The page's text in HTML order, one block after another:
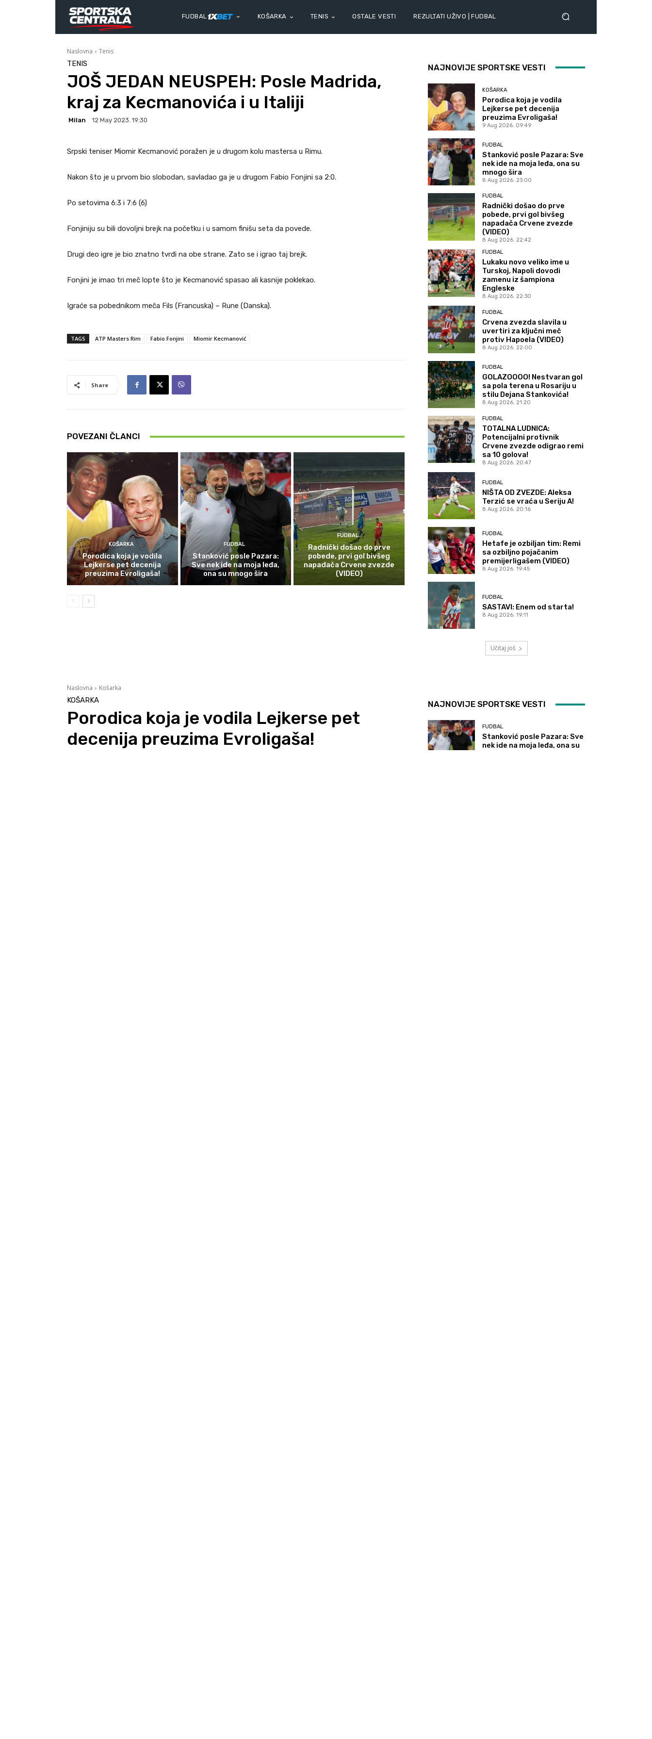
FUDBAL KOŠARKA TENIS OSTALE VESTI REZULTATI UŽIVO | FUDBAL
Naslovna Tenis
TENIS
JOŠ JEDAN NEUSPEH: Posle Madrida,
kraj za Kecmanovića i u Italiji
Milan 12 May 2023. 19:30
Srpski teniser Miomir Kecmanović poražen je u drugom kolu mastersa u Rimu.
Nakon što je u prvom bio slobodan, savladao ga je u drugom Fabio Fonjini sa 2:0.
Po setovima 6:3 i 7:6 (6)
Fonjiniju su bili dovoljni brejk na početku i u samom finišu seta da povede.
Drugi deo igre je bio znatno tvrđi na obe strane. Zato se i igrao taj brejk.
Fonjini je imao tri meč lopte što je Kecmanović spasao ali kasnije poklekao.
Igraće sa pobednikom meča Fils (Francuska) – Rune (Danska).
TAGS ATP Masters Rim Fabio Fonjini Miomir Kecmanović
Share
POVEZANI ČLANCI
KOŠARKA
Porodica koja je vodila
Lejkerse pet decenija
preuzima Evroligaša!
FUDBAL
Stanković posle Pazara:
Sve nek ide na moja leđa,
ona su mnogo šira
FUDBAL
Radnički došao do prve
pobede, prvi gol bivšeg
napadača Crvene zvezde
(VIDEO)
NAJNOVIJE SPORTSKE VESTI
KOŠARKA
Porodica koja je vodila
Lejkerse pet decenija
preuzima Evroligaša!
9 Aug 2026. 09:49
FUDBAL
Stanković posle Pazara: Sve
nek ide na moja leđa, ona su
mnogo šira
8 Aug 2026. 23:00
FUDBAL
Radnički došao do prve
pobede, prvi gol bivšeg
napadača Crvene zvezde
(VIDEO)
8 Aug 2026. 22:42
FUDBAL
Lukaku novo veliko ime u
Turskoj, Napoli dovodi
zamenu iz šampiona
Engleske
8 Aug 2026. 22:30
FUDBAL
Crvena zvezda slavila u
uvertiri za ključni meč
protiv Hapoela (VIDEO)
8 Aug 2026. 22:00
FUDBAL
GOLAZOOOO! Nestvaran gol
sa pola terena u Rosariju u
stilu Dejana Stankovića!
8 Aug 2026. 21:20
FUDBAL
TOTALNA LUDNICA:
Potencijalni protivnik
Crvene zvezde odigrao remi
sa 10 golova!
8 Aug 2026. 20:47
FUDBAL
NIŠTA OD ZVEZDE: Aleksa
Terzić se vraća u Seriju A!
8 Aug 2026. 20:16
FUDBAL
Hetafe je ozbiljan tim: Remi
sa ozbiljno pojačanim
premijerligašem (VIDEO)
8 Aug 2026. 19:45
FUDBAL
SASTAVI: Enem od starta!
8 Aug 2026. 19:11
Učitaj još